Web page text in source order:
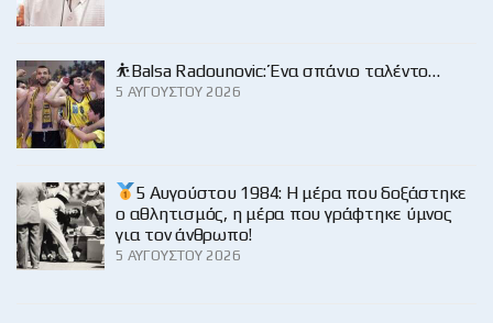
⛹️Balsa Radounovic: Ένα σπάνιο ταλέντο…
5 ΑΥΓΟΎΣΤΟΥ 2026
5 Αυγούστου 1984: Η μέρα που δοξάστηκε
ο αθλητισμός, η μέρα που γράφτηκε ύμνος
για τον άνθρωπο!
5 ΑΥΓΟΎΣΤΟΥ 2026